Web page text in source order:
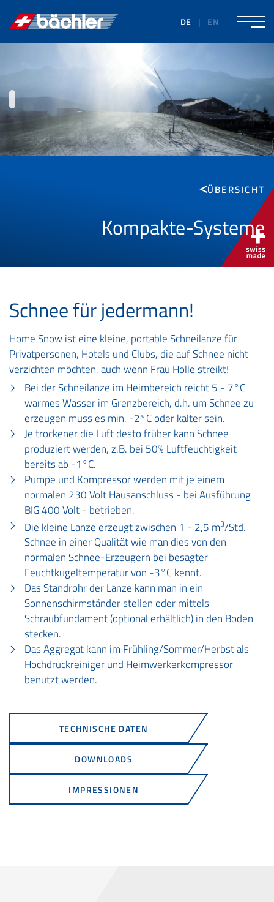
DE | EN
ÜBERSICHT
Kompakte-Systeme
Schnee für jedermann!
Home Snow ist eine kleine, portable Schneilanze für
Privatpersonen, Hotels und Clubs, die auf Schnee nicht
verzichten möchten, auch wenn Frau Holle streikt!
Bei der Schneilanze im Heimbereich reicht 5 - 7°C
warmes Wasser im Grenzbereich, d.h. um Schnee zu
erzeugen muss es min. -2°C oder kälter sein.
Je trockener die Luft desto früher kann Schnee
produziert werden, z.B. bei 50% Luftfeuchtigkeit
bereits ab -1°C.
Pumpe und Kompressor werden mit je einem
normalen 230 Volt Hausanschluss - bei Ausführung
BIG 400 Volt - betrieben.
Die kleine Lanze erzeugt zwischen 1 - 2,5 m3/Std.
Schnee in einer Qualität wie man dies von den
normalen Schnee-Erzeugern bei besagter
Feuchtkugeltemperatur von -3°C kennt.
Das Standrohr der Lanze kann man in ein
Sonnenschirmständer stellen oder mittels
Schraubfundament (optional erhältlich) in den Boden
stecken.
Das Aggregat kann im Frühling/Sommer/Herbst als
Hochdruckreiniger und Heimwerkerkompressor
benutzt werden.
TECHNISCHE DATEN
DOWNLOADS
IMPRESSIONEN